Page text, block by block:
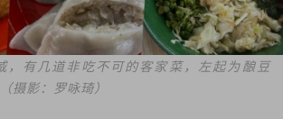
，有几道非吃不可的客家菜，左起为酿豆
摄影：罗咏琦）